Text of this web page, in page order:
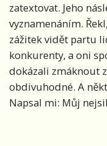
zatextovat. Jeho
vyznamenáním.
zážitek vidět partu
konkurenty, a oni
dokázali zmáknout
obdivuhodné. A
Napsal mi: Můj